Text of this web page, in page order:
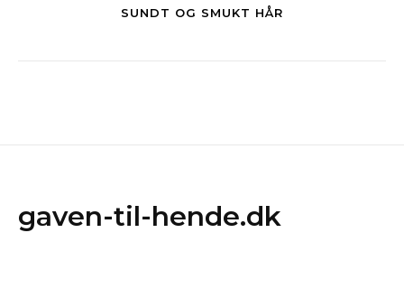
SUNDT OG SMUKT HÅR
gaven-til-hende.dk